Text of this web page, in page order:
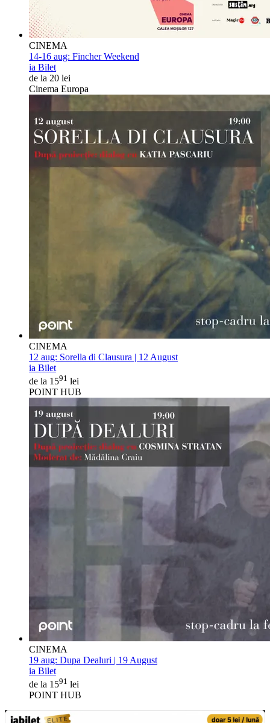
CINEMA
14-16 aug: Fincher Weekend
ia Bilet
de la 20 lei
Cinema Europa
CINEMA
12 aug: Sorella di Clausura | 12 August
ia Bilet
de la 1591 lei
POINT HUB
CINEMA
19 aug: Dupa Dealuri | 19 August
ia Bilet
de la 1591 lei
POINT HUB